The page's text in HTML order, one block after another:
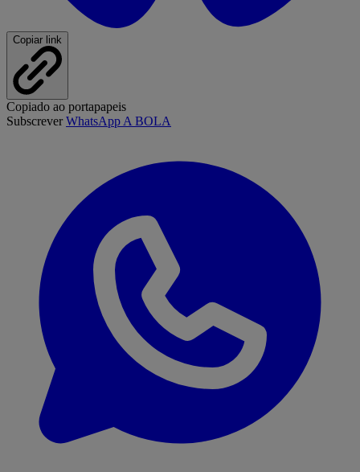
Copiar link
Copiado ao portapapeis
SubscreverWhatsApp A BOLA